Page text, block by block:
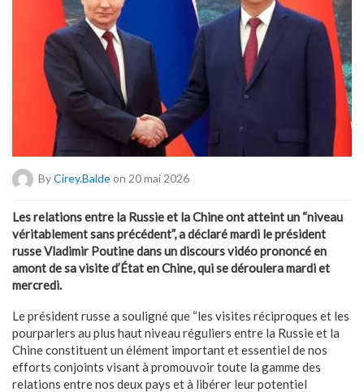
ByCirey.baldeon 20 mai 2026
Les relations entre la Russie et la Chine ont atteint un “niveau
véritablement sans précédent”, a déclaré mardi le président
russe Vladimir Poutine dans un discours vidéo prononcé en
amont de sa visite d’État en Chine, qui se déroulera mardi et
mercredi.
Le président russe a souligné que “les visites réciproques et les
pourparlers au plus haut niveau réguliers entre la Russie et la
Chine constituent un élément important et essentiel de nos
efforts conjoints visant à promouvoir toute la gamme des
relations entre nos deux pays et à libérer leur potentiel